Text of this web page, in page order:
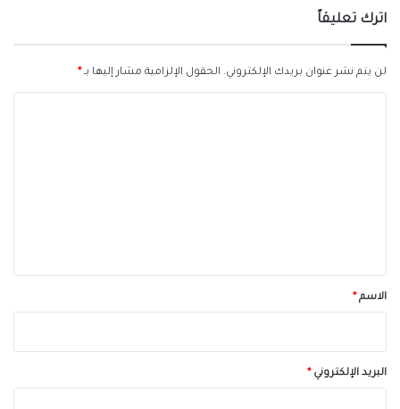
اترك تعليقاً
لن يتم نشر عنوان بريدك الإلكتروني. الحقول الإلزامية مشار إليها بـ*
*الاسم*
البريد الإلكتروني*